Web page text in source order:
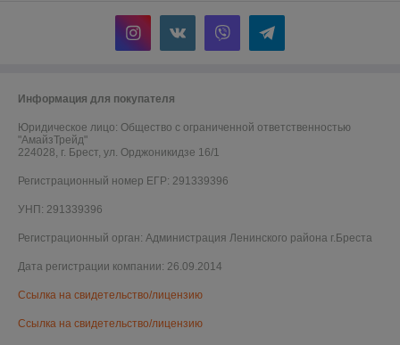
Информация для покупателя
Юридическое лицо: Общество с ограниченной ответственностью
"АмайзТрейд"
224028, г. Брест, ул. Орджоникидзе 16/1
Регистрационный номер ЕГР: 291339396
УНП: 291339396
Регистрационный орган: Администрация Ленинского района г.Бреста
Дата регистрации компании: 26.09.2014
Ссылка на свидетельство/лицензию
Ссылка на свидетельство/лицензию